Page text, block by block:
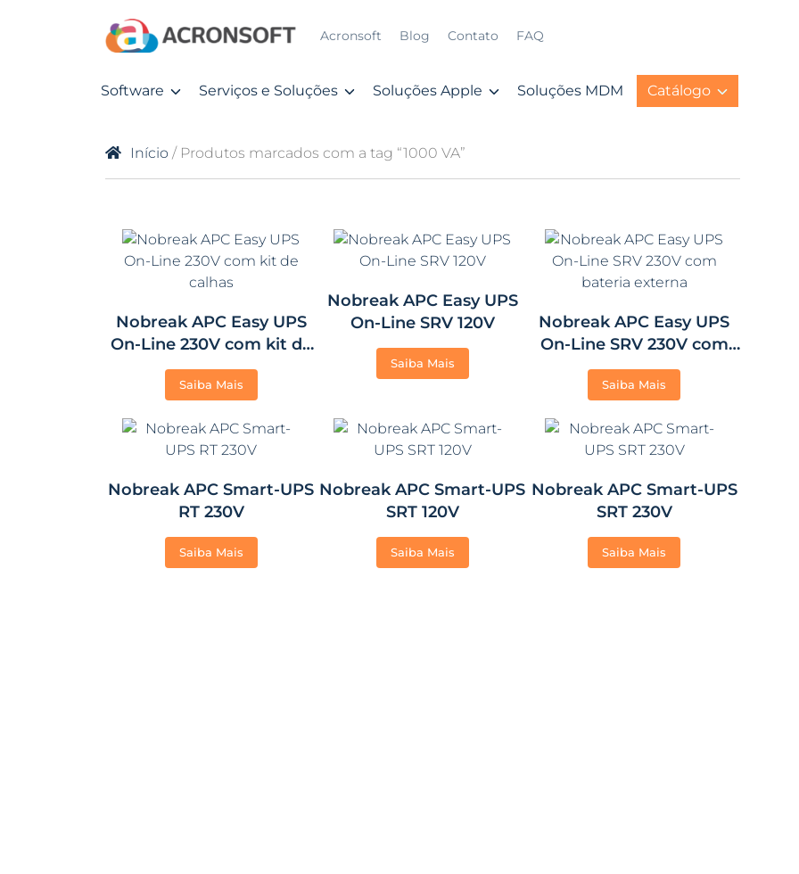
Acronsoft Blog Contato FAQ
Software Serviços e Soluções Soluções Apple Soluções MDM Catálogo
Início / Produtos marcados com a tag “1000 VA”
Nobreak APC Easy UPS
On-Line 230V com kit de
calhas
Saiba Mais
Nobreak APC Easy UPS
On-Line SRV 120V
Saiba Mais
Nobreak APC Easy UPS
On-Line SRV 230V com
bateria externa
Saiba Mais
Nobreak APC Smart-UPS
RT 230V
Saiba Mais
Nobreak APC Smart-UPS
SRT 120V
Saiba Mais
Nobreak APC Smart-UPS
SRT 230V
Saiba Mais